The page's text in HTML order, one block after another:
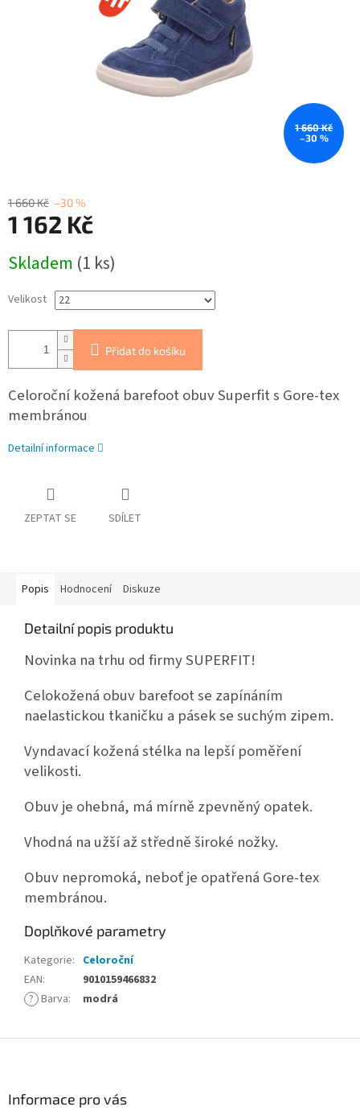
1 660 Kč
–30 %
1 660 Kč –30 %
1 162 Kč
cena:
Skladem (1 ks)
Velikost
Přidat do košíku
Celoroční kožená barefoot obuv Superfit s Gore-tex
membránou
Detailní informace
ZEPTAT SE SDÍLET
Popis Hodnocení Diskuze
Detailní popis produktu
Novinka na trhu od firmy SUPERFIT!
Celokožená obuv barefoot se zapínáním
naelastickou tkaničku a pásek se suchým zipem.
Vyndavací kožená stélka na lepší poměření
velikosti.
Obuv je ohebná, má mírně zpevněný opatek.
Vhodná na užší až středně široké nožky.
Obuv nepromoká, neboť je opatřená Gore-tex
membránou.
Doplňkové parametry
Kategorie: Celoroční
EAN:
9010159466832
? Barva: modrá
Informace pro vás